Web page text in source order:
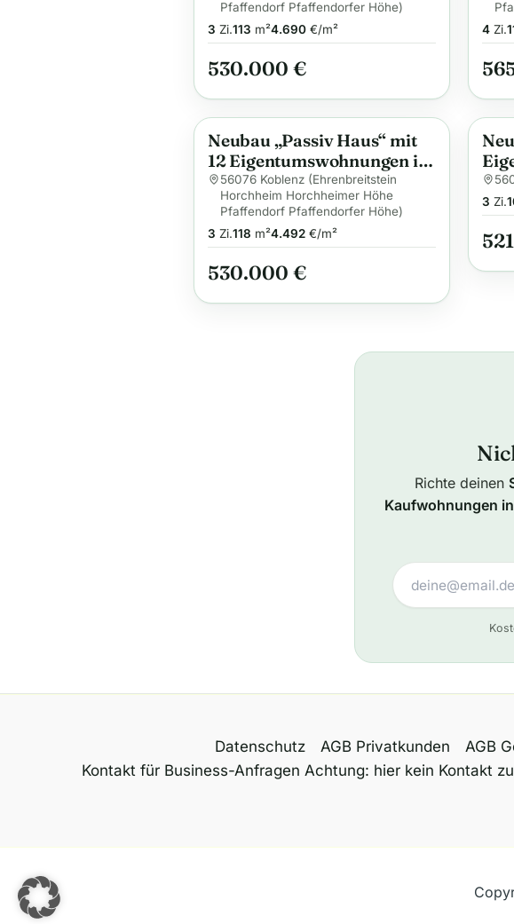
Pfaffendorf Pfaffendorfer Höhe)
3 Zi.113 m²4.690 €/m²
530.000 €
4 Zi.
Anzeige
Neubau „Passiv Haus“ mit
12 Eigentumswohnungen in
Koblenz (WHG 02)
56076 Koblenz (Ehrenbreitstein
Horchheim Horchheimer Höhe
Pfaffendorf Pfaffendorfer Höhe)
3 Zi.118 m²4.492 €/m²
530.000 €
3 Zi.
Richte deinen
Kaufwohnungen
Datenschutz AGB Privatkunden AGB
Kontakt für Business-Anfragen Achtung: hier kein Kontakt